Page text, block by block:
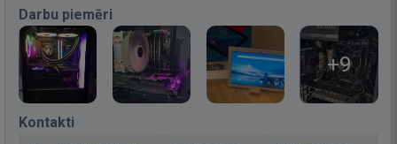
Darbu piemēri
+9
Kontakti